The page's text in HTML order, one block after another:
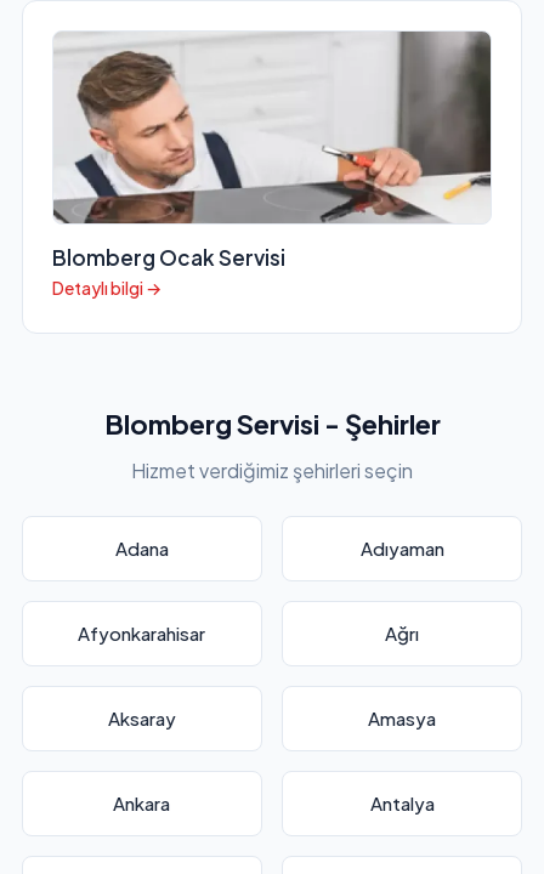
Blomberg Ocak Servisi
Detaylı bilgi →
Blomberg Servisi - Şehirler
Hizmet verdiğimiz şehirleri seçin
Adana Adıyaman
Afyonkarahisar Ağrı
Aksaray Amasya
Ankara Antalya